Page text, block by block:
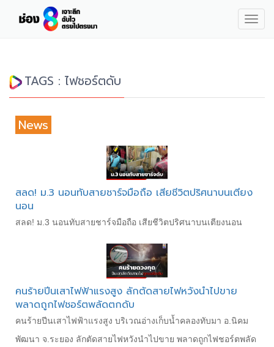
TAGS : ไฟชอร์ตดับ
News
สลด! ม.3 นอนทับสายชาร์จมือถือ เสียชีวิตปริศนาบนเตียง
นอน
สลด! ม.3 นอนทับสายชาร์จมือถือ เสียชีวิตปริศนาบนเตียงนอน
คนร้ายปีนเสาไฟฟ้าแรงสูง ลักตัดสายไฟหวังนำไปขาย
พลาดถูกไฟชอร์ตพลัดตกดับ
คนร้ายปีนเสาไฟฟ้าแรงสูง บริเวณอ่างเก็บน้ำคลองทับมา อ.นิคม
พัฒนา จ.ระยอง ลักตัดสายไฟหวังนำไปขาย พลาดถูกไฟชอร์ตพลัด